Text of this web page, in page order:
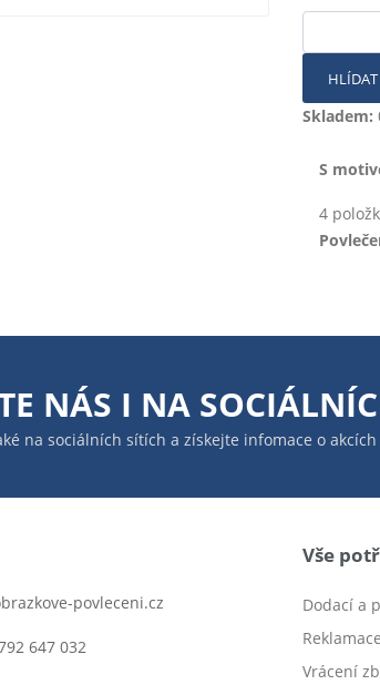
Skladem:
S
4
NÁS I NA
na sociálních sítích a získejte infomace o akcích
povleceni.cz
647 032
Vše
Dodací a
Vrácení